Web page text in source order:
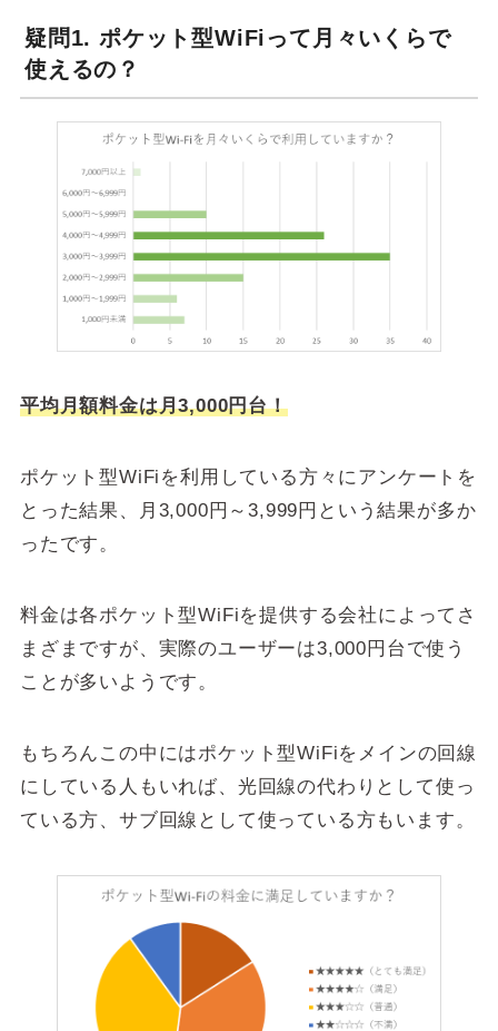
疑問1. ポケット型WiFiって月々いくらで
使えるの？
平均月額料金は月3,000円台！
ポケット型WiFiを利用している方々にアンケートを
とった結果、
月3,000円～3,999円という結果が多か
った です。
料金は各ポケット型WiFiを提供する会社によってさ
まざまですが、実際のユーザーは3,000円台で使う
ことが多いようです。
もちろんこの中にはポケット型WiFiをメインの回線
にしている人もいれば、光回線の代わりとして使っ
ている方、サブ回線として使っている方もいます。